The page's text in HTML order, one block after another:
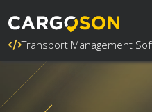
Transport Management